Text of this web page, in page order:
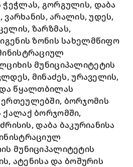
ჭეჭლას, გორგულის, დაბა
ვარხანის, არალის, უდეს,
ზარზმას,
ზონის სახელმწიფო
მუნიციპალიტეტის
მინაძეს, ურაველის,
წყალთბილას
ბორჯომის
ქალაქ ბორჯომში,
დაბა ბაკურიანისა
მუნიციპალიტეტის
ატენისა და ბოშურის